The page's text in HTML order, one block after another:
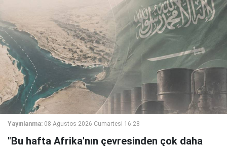
Yayınlanma: 08 Ağustos 2026 Cumartesi 16:28
"Bu hafta Afrika'nın çevresinden çok daha